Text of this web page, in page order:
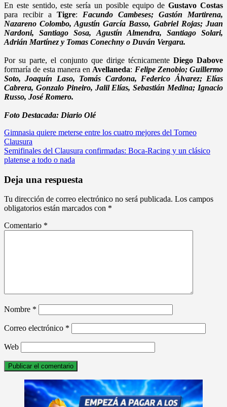
En este sentido, este sería un posible equipo de Gustavo Costas
para recibir a Tigre: Facundo Cambeses; Gastón Martirena,
Nazareno Colombo, Agustín García Basso, Gabriel Rojas; Juan
Nardoni, Santiago Sosa, Agustín Almendra, Santiago Solari,
Adrián Martínez y Tomas Conechny o Duván Vergara.
Por su parte, el conjunto que dirige técnicamente Diego Dabove
formaría de esta manera en Avellaneda: Felipe Zenobio; Guillermo
Soto, Joaquín Laso, Tomás Cardona, Federico Álvarez; Elías
Cabrera, Gonzalo Pineiro, Jalil Elías, Sebastián Medina; Ignacio
Russo, José Romero.
Foto Destacada: Diario Olé
Navegación
de
entradas
Gimnasia quiere meterse entre los cuatro mejores del Torneo
Clausura
Semifinales del Clausura confirmadas: Boca-Racing y un clásico
platense a todo o nada
Deja una respuesta
Tu dirección de correo electrónico no será publicada. Los campos
obligatorios están marcados con *
Comentario *
Nombre *
Correo electrónico *
Web